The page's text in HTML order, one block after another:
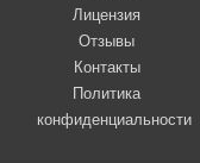
Лицензия
Отзывы
Контакты
Политика
конфиденциальности